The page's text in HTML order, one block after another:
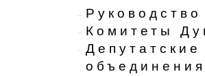
Руководство
Комитеты
Депутатские
объединения